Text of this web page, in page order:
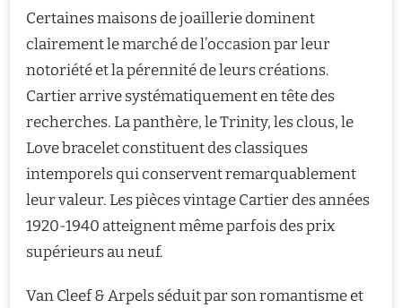
Certaines maisons de joaillerie dominent
clairement le marché de l’occasion par leur
notoriété et la pérennité de leurs créations.
Cartier arrive systématiquement en tête des
recherches. La panthère, le Trinity, les clous, le
Love bracelet constituent des classiques
intemporels qui conservent remarquablement
leur valeur. Les pièces vintage Cartier des années
1920-1940 atteignent même parfois des prix
supérieurs au neuf.
Van Cleef & Arpels séduit par son romantisme et